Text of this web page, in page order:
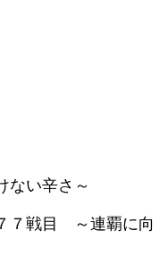
い辛さ～
７戦目 ～連覇に向